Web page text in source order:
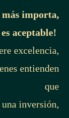
más importa,
aceptable!
excelencia,
entienden
que
inversión,